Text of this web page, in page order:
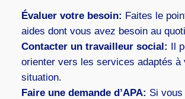
Évaluer votre besoin: Faites le
aides dont vous avez besoin au
Contacter un travailleur social: Il
orienter vers les services adaptés à
situation.
Faire une demande d’APA: Si